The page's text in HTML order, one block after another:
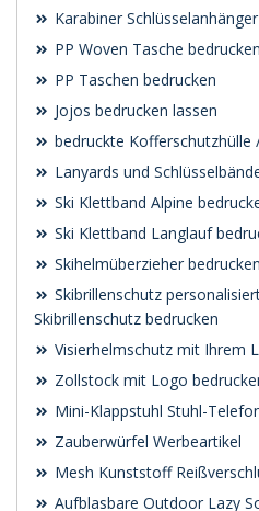
Karabiner Schlüsselanhänger
PP Woven Tasche
PP Taschen bedrucken
Jojos bedrucken lassen
bedruckte Kofferschutzhülle
Lanyards und
Ski Klettband Alpine
Ski Klettband Langlauf
Skihelmüberzieher bedrucken
Skibrillenschutz
Skibrillenschutz bedrucken
Visierhelmschutz mit Ihrem
Zollstock mit Logo
Mini-Klappstuhl Stuhl-
Zauberwürfel Werbeartikel
Mesh Kunststoff
Aufblasbare Outdoor Lazy